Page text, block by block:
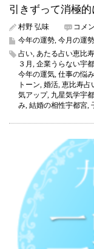
引きずって消極
村野 弘味
二
黒
星
2022
年
3
月
の
（今
月
の
運
気）
は
コメ
今年の運勢, 今月の運勢
占い, あたる占い恵比寿
３月 , 企業うらない宇
今年の運気, 仕事の悩
トーン, 婚活, 恵比寿占
気アップ, 九星気学宇
み, 結婚の相性宇都宮,